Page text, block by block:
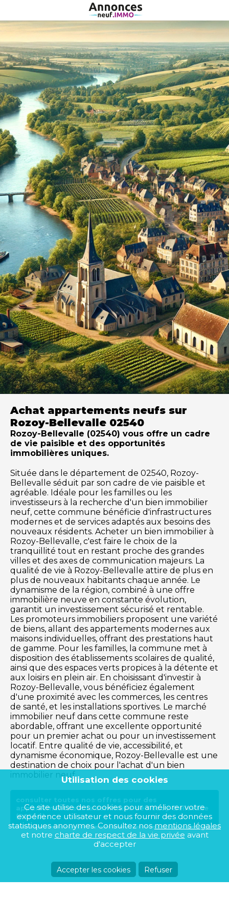
Achat appartements neufs sur
Rozoy-Bellevalle 02540
Rozoy-Bellevalle (02540) vous offre un cadre
de vie paisible et des opportunités
immobilières uniques.
Située dans le département de 02540, Rozoy-
Bellevalle séduit par son cadre de vie paisible et
agréable. Idéale pour les familles ou les
investisseurs à la recherche d'un bien immobilier
neuf, cette commune bénéficie d'infrastructures
modernes et de services adaptés aux besoins des
nouveaux résidents. Acheter un bien immobilier à
Rozoy-Bellevalle, c'est faire le choix de la
tranquillité tout en restant proche des grandes
villes et des axes de communication majeurs. La
qualité de vie à Rozoy-Bellevalle attire de plus en
plus de nouveaux habitants chaque année. Le
dynamisme de la région, combiné à une offre
immobilière neuve en constante évolution,
garantit un investissement sécurisé et rentable.
Les promoteurs immobiliers proposent une variété
de biens, allant des appartements modernes aux
maisons individuelles, offrant des prestations haut
de gamme. Pour les familles, la commune met à
disposition des établissements scolaires de qualité,
ainsi que des espaces verts propices à la détente et
aux loisirs en plein air. En choisissant d'investir à
Rozoy-Bellevalle, vous bénéficiez également
d'une proximité avec les commerces, les centres
de santé, et les installations sportives. Le marché
immobilier neuf dans cette commune reste
abordable, offrant une excellente opportunité
pour un premier achat ou pour un investissement
locatif. Entre qualité de vie, accessibilité, et
dynamisme économique, Rozoy-Bellevalle est une
destination de choix pour l'achat d'un bien
immobilier neuf.
consulter toutes nos offres pour des
appartements sur la commune de Rozoy-Bellevalle
(02540)
Utilisation des cookies
Ce site utilise des cookies pour améliorer votre
expérience utilisateur et nous fournir des données
statistiques anonymes. Consultez nosmentions légales
et notre charte de respect de la vie privée avant
d'accepter
Accepter les cookies Refuser